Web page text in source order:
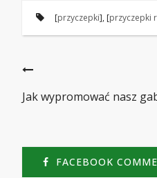
[przyczepki], [przyczepki
Jak wypromować nasz
FACEBOOK